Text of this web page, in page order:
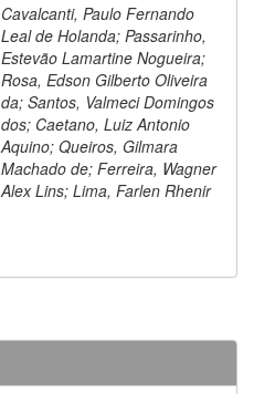
Cavalcanti, Paulo Fernando
Leal de Holanda; Passarinho,
Estevão Lamartine Nogueira;
Rosa, Edson Gilberto Oliveira
da; Santos, Valmeci Domingos
dos; Caetano, Luiz Antonio
Aquino; Queiros, Gilmara
Machado de; Ferreira, Wagner
Alex Lins; Lima, Farlen Rhenir